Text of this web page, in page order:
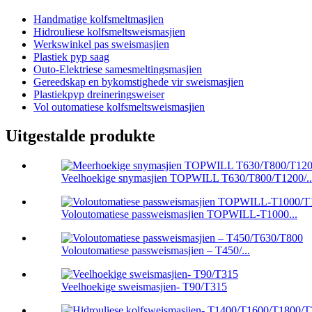
Handmatige kolfsmeltmasjien
Hidrouliese kolfsmeltsweismasjien
Werkswinkel pas sweismasjien
Plastiek pyp saag
Outo-Elektriese samesmeltingsmasjien
Gereedskap en bykomstighede vir sweismasjien
Plastiekpyp dreineringsweiser
Vol outomatiese kolfsmeltsweismasjien
Uitgestalde produkte
Veelhoekige snymasjien TOPWILL T630/T800/T1200/
Voloutomatiese passweismasjien TOPWILL-T1000...
Voloutomatiese passweismasjien – T450/...
Veelhoekige sweismasjien- T90/T315